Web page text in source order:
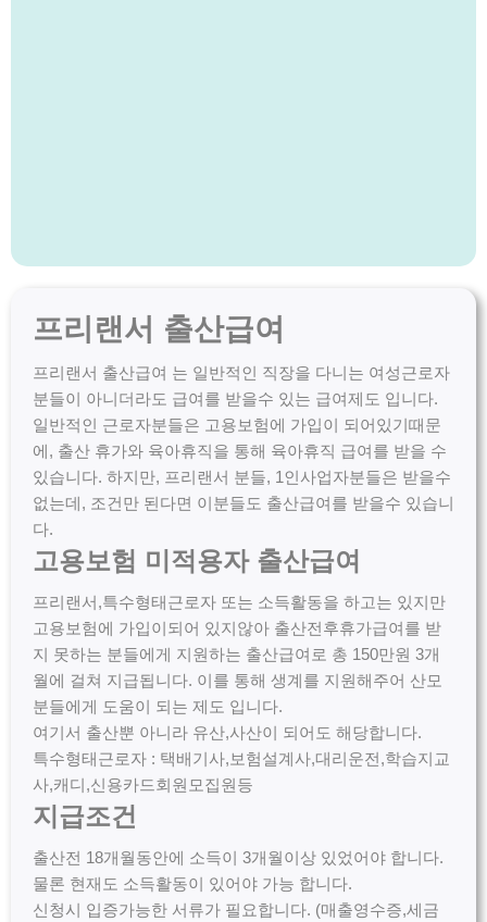
프리랜서 출산급여
프리랜서 출산급여 는 일반적인 직장을 다니는 여성근로자
분들이 아니더라도 급여를 받을수 있는 급여제도 입니다.
일반적인 근로자분들은 고용보험에 가입이 되어있기때문
에, 출산 휴가와 육아휴직을 통해 육아휴직 급여를 받을 수
있습니다. 하지만, 프리랜서 분들, 1인사업자분들은 받을수
없는데, 조건만 된다면 이분들도 출산급여를 받을수 있습니
다.
고용보험 미적용자 출산급여
프리랜서,특수형태근로자 또는 소득활동을 하고는 있지만
고용보험에 가입이되어 있지않아 출산전후휴가급여를 받
지 못하는 분들에게 지원하는 출산급여로 총 150만원 3개
월에 걸쳐 지급됩니다. 이를 통해 생계를 지원해주어 산모
분들에게 도움이 되는 제도 입니다.
여기서 출산뿐 아니라 유산,사산이 되어도 해당합니다.
특수형태근로자 : 택배기사,보험설계사,대리운전,학습지교
사,캐디,신용카드회원모집원등
지급조건
출산전 18개월동안에 소득이 3개월이상 있었어야 합니다.
물론 현재도 소득활동이 있어야 가능 합니다.
신청시 입증가능한 서류가 필요합니다. (매출영수증,세금